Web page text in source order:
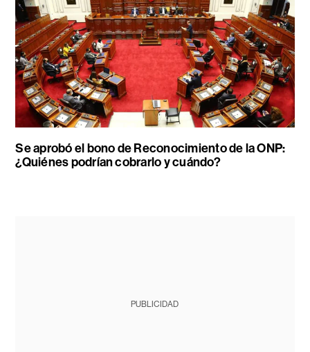
Se aprobó el bono de Reconocimiento de la ONP:
¿Quiénes podrían cobrarlo y cuándo?
PUBLICIDAD